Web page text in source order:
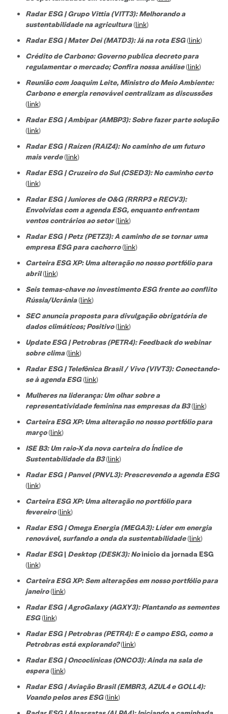
Radar ESG |Grupo Vittia (VITT3):Melhorando a
sustentabilidade na agricultura(link)
Radar ESG | Mater Dei (MATD3): Já na rota ESG(link)
Crédito de Carbono: Governo publica decreto para
regulamentar o mercado; Confira nossa análise(link)
Reunião com Joaquim Leite, Ministro do Meio Ambiente:
Carbono e energia renovável centralizam as discussões
(link)
Radar ESG | Ambipar (AMBP3): Sobre fazer parte solução
(link)
Radar ESG | Raízen (RAIZ4): No caminho de um futuro
mais verde(link)
Radar ESG | Cruzeiro do Sul (CSED3): No caminho certo
(link)
Radar ESG | Juniores de O&G (RRRP3 e RECV3):
Envolvidas com a agenda ESG, enquanto enfrentam
ventos contrários ao setor(link)
Radar ESG | Petz (PETZ3): A caminho de se tornar uma
empresa ESG para cachorro(link)
Carteira ESG XP: Uma alteração no nosso portfólio para
abril(link)
Seis temas-chave no investimento ESG frente ao conflito
Rússia/Ucrânia(link)
SEC anuncia proposta para divulgação obrigatória de
dados climáticos; Positivo(link)
Update ESG | Petrobras (PETR4): Feedback do webinar
sobre clima(link)
Radar ESG | Telefônica Brasil / Vivo (VIVT3): Conectando-
se à agenda ESG(link)
Mulheres na liderança: Um olhar sobre a
representatividade feminina nas empresas da B3(link)
Carteira ESG XP: Uma alteração no nosso portfólio para
março(link)
ISE B3: Um raio-X da nova carteira do Índice de
Sustentabilidade da B3(link)
Radar ESG | Panvel (PNVL3): Prescrevendo a agenda ESG
(link)
Carteira ESG XP: Uma alteração no portfólio para
fevereiro(link)
Radar ESG | Omega Energia (MEGA3): Líder em energia
renovável, surfando a onda da sustentabilidade(link)
Radar ESG| Desktop (DESK3): Noinício da jornada ESG
(link)
Carteira ESG XP: Sem alterações em nosso portfólio para
janeiro(link)
Radar ESG | AgroGalaxy (AGXY3): Plantando as sementes
ESG(link)
Radar ESG | Petrobras (PETR4): E o campo ESG, como a
Petrobras está explorando?(link)
Radar ESG | Oncoclínicas (ONCO3): Ainda na sala de
espera(link)
Radar ESG | Aviação Brasil (EMBR3, AZUL4 e GOLL4):
Voando pelos ares ESG(link)